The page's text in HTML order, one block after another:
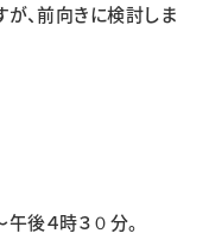
、前向きに検討しま
後４時３０分。